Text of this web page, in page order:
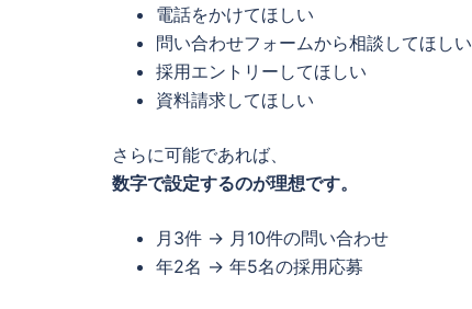
電話をかけてほしい
問い合わせフォームから相談してほしい
採用エントリーしてほしい
資料請求してほしい
さらに可能であれば、
数字で設定するのが理想です。
月3件 → 月10件の問い合わせ
年2名 → 年5名の採用応募